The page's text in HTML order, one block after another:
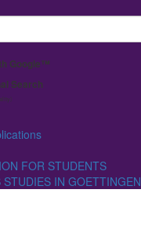
Google™
Search
FOR STUDENTS
STUDIES IN GOETTINGEN